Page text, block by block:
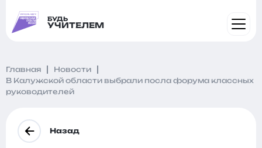
БУДЬ
УЧИТЕЛЕМ
Главная
Новости
В Калужской области выбрали посла форума классных
руководителей
Назад